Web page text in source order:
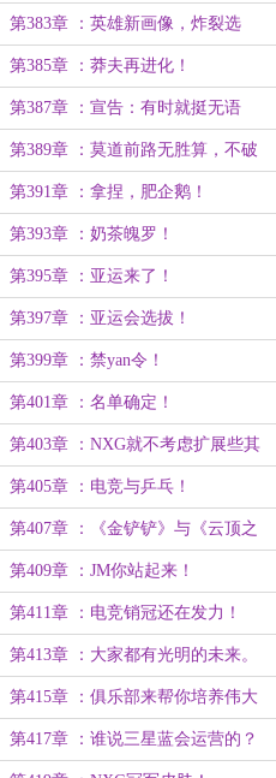
第383章 ：英雄新画像，炸裂选
人！
第385章 ：莽夫再进化！
第387章 ：宣告：有时就挺无语
的。
第389章 ：莫道前路无胜算，不破
终焉誓不还！！
第391章 ：拿捏，肥企鹅！
第393章 ：奶茶魄罗！
第395章 ：亚运来了！
第397章 ：亚运会选拔！
第399章 ：禁yan令！
第401章 ：名单确定！
第403章 ：NXG就不考虑扩展些其
他项目？
第405章 ：电竞与乒乓！
第407章 ：《金铲铲》与《云顶之
弈》！
第409章 ：JM你站起来！
第411章 ：电竞销冠还在发力！
第413章 ：大家都有光明的未来。
第415章 ：俱乐部来帮你培养伟大
性格！
第417章 ：谁说三星蓝会运营的？